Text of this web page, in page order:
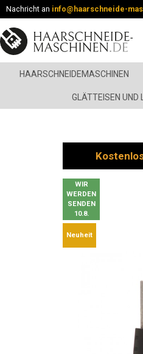
Nachricht an info@haarschneide-
HAARSCHNEIDEMASCHINEN
GLÄTTEISEN UND
WIR
WERDEN
SENDEN
10.8.
Neuheit